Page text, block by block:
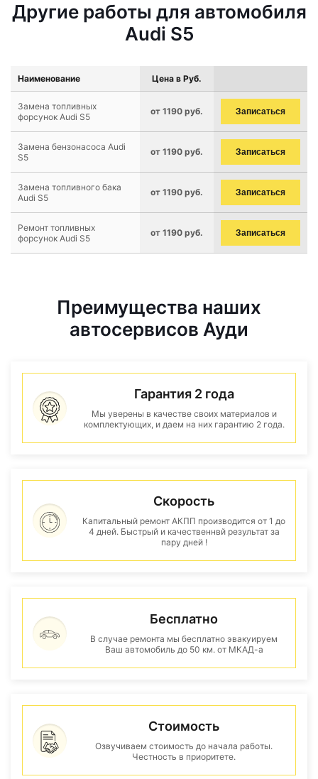
Другие работы для автомобиля
Audi S5
Наименование Цена в Руб.
Замена топливных
форсунок Audi S5
от 1190 руб. Записаться
Замена бензонасоса Audi
S5
от 1190 руб. Записаться
Замена топливного бака
Audi S5
от 1190 руб. Записаться
Ремонт топливных
форсунок Audi S5
от 1190 руб. Записаться
Преимущества наших
автосервисов Ауди
Гарантия 2 года
Мы уверены в качестве своих материалов и
комплектующих, и даем на них гарантию 2 года.
Скорость
Капитальный ремонт АКПП производится от 1 до
4 дней. Быстрый и качественнвй результат за
пару дней !
Бесплатно
В случае ремонта мы бесплатно эвакуируем
Ваш автомобиль до 50 км. от МКАД-а
Стоимость
Озвучиваем стоимость до начала работы.
Честность в приоритете.